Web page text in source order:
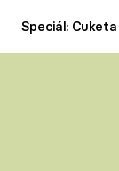
Speciál: Cuketa